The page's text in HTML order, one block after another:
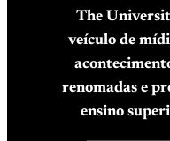
The
veículo de
renomadas e
ensino